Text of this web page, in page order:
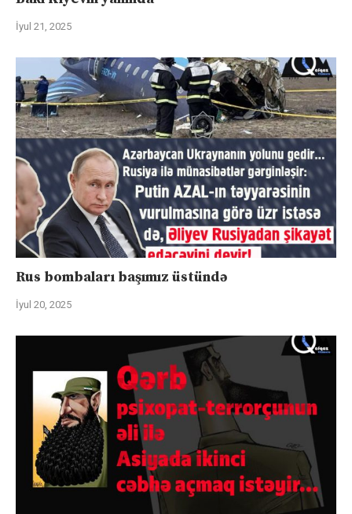
İyul 21, 2025
Rus bombaları başımız üstündə
İyul 20, 2025